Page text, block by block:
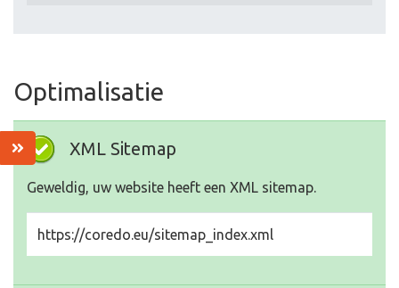
Optimalisatie
XML Sitemap
Geweldig, uw website heeft een XML sitemap.
https://coredo.eu/sitemap_index.xml